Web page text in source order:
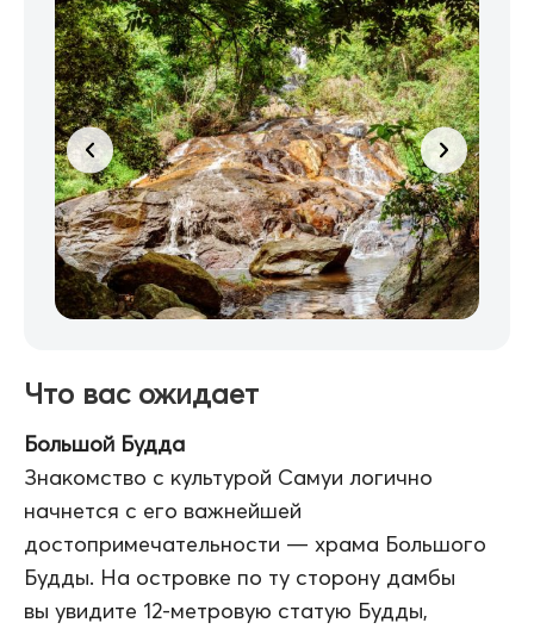
Что вас ожидает
Большой Будда
Знакомство с культурой Самуи логично
начнется с его важнейшей
достопримечательности — храма Большого
Будды. На островке по ту сторону дамбы
вы увидите 12-метровую статую Будды,